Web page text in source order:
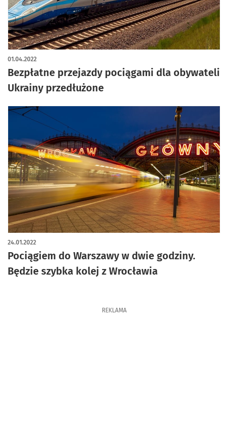
Bezpłatne przejazdy pociągami dla obywateli
Ukrainy przedłużone
01.04.2022
Pociągiem do Warszawy w dwie godziny.
Będzie szybka kolej z Wrocławia
24.01.2022
REKLAMA